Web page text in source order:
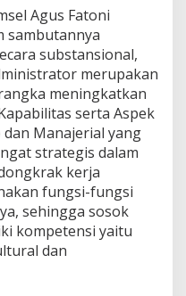
Agus Fatoni
sambutannya
substansional,
merupakan
meningkatkan
serta Aspek
Manajerial yang
strategis dalam
kerja
fungsi-fungsi
sehingga sosok
kompetensi yaitu
dan